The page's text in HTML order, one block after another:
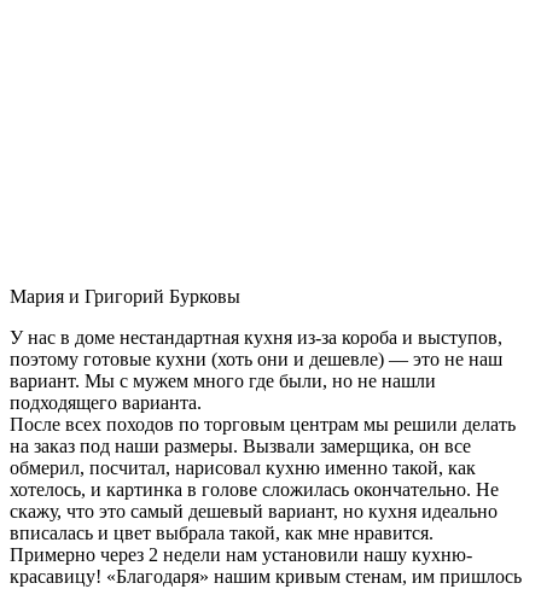
Мария и Григорий Бурковы
У нас в доме нестандартная кухня из-за короба и выступов,
поэтому готовые кухни (хоть они и дешевле) — это не наш
вариант. Мы с мужем много где были, но не нашли
подходящего варианта.
После всех походов по торговым центрам мы решили делать
на заказ под наши размеры. Вызвали замерщика, он все
обмерил, посчитал, нарисовал кухню именно такой, как
хотелось, и картинка в голове сложилась окончательно. Не
скажу, что это самый дешевый вариант, но кухня идеально
вписалась и цвет выбрала такой, как мне нравится.
Примерно через 2 недели нам установили нашу кухню-
красавицу! «Благодаря» нашим кривым стенам, им пришлось